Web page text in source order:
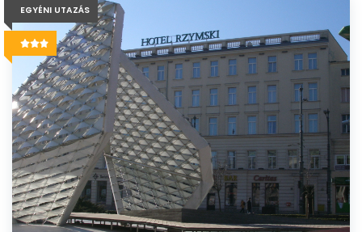
EGYÉNI UTAZÁS